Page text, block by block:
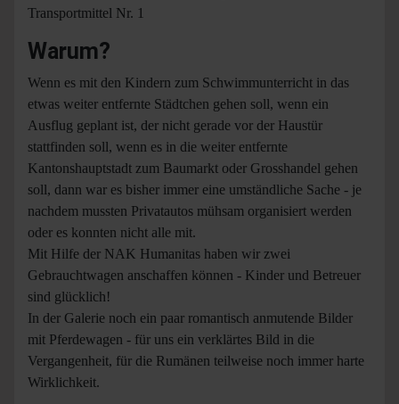
Transportmittel Nr. 1
Warum?
Wenn es mit den Kindern zum Schwimmunterricht in das
etwas weiter entfernte Städtchen gehen soll, wenn ein
Ausflug geplant ist, der nicht gerade vor der Haustür
stattfinden soll, wenn es in die weiter entfernte
Kantonshauptstadt zum Baumarkt oder Grosshandel gehen
soll, dann war es bisher immer eine umständliche Sache - je
nachdem mussten Privatautos mühsam organisiert werden
oder es konnten nicht alle mit.
Mit Hilfe der NAK Humanitas haben wir zwei
Gebrauchtwagen anschaffen können - Kinder und Betreuer
sind glücklich!
In der Galerie noch ein paar romantisch anmutende Bilder
mit Pferdewagen - für uns ein verklärtes Bild in die
Vergangenheit, für die Rumänen teilweise noch immer harte
Wirklichkeit.